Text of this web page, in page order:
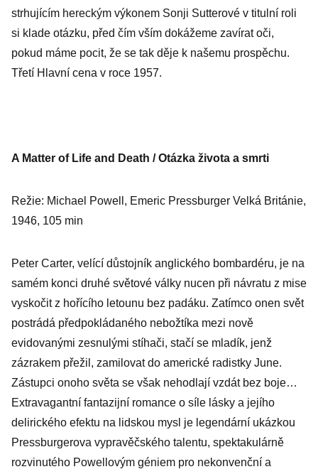
strhujícím hereckým výkonem Sonji Sutterové v titulní roli
si klade otázku, před čím vším dokážeme zavírat oči,
pokud máme pocit, že se tak děje k našemu prospěchu.
Třetí Hlavní cena v roce 1957.
A Matter of Life and Death / Otázka života a smrti
Režie: Michael Powell, Emeric Pressburger Velká Británie,
1946, 105 min
Peter Carter, velící důstojník anglického bombardéru, je na
samém konci druhé světové války nucen při návratu z mise
vyskočit z hořícího letounu bez padáku. Zatímco onen svět
postrádá předpokládaného nebožtíka mezi nově
evidovanými zesnulými stíhači, stačí se mladík, jenž
zázrakem přežil, zamilovat do americké radistky June.
Zástupci onoho světa se však nehodlají vzdát bez boje…
Extravagantní fantazijní romance o síle lásky a jejího
delirického efektu na lidskou mysl je legendární ukázkou
Pressburgerova vypravěčského talentu, spektakulárně
rozvinutého Powellovým géniem pro nekonvenční a